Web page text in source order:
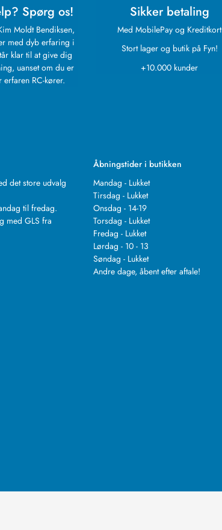
Spørg os!
Moldt Bendiksen,
med dyb erfaring i
klar til at give dig
uanset om du er
erfaren RC-kører.
Sikker betaling
Med MobilePay og Kreditkort
Stort lager og butik på Fyn!
+10.000 kunder
det store udvalg
til fredag.
med GLS fra
Åbningstider i butikken
Mandag - Lukket
Tirsdag - Lukket
Onsdag - 14-19
Torsdag - Lukket
Fredag - Lukket
Lørdag - 10 - 13
Søndag - Lukket
Andre dage, åbent efter aftale!